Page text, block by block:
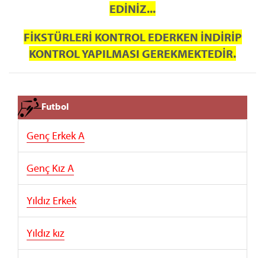
EDİNİZ...
FİKSTÜRLERİ KONTROL EDERKEN İNDİRİP
KONTROL YAPILMASI GEREKMEKTEDİR.
Futbol
Genç Erkek A
Genç Kız A
Yıldız Erkek
Yıldız kız